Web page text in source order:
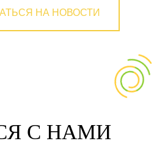
НА НОВОСТИ
С НАМИ